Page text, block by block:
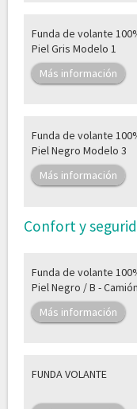
Funda de volante
Piel Gris Modelo 1
Más información
Funda de volante
Piel Negro Modelo 3
Más información
Confort y
Funda de volante
Piel Negro / B - Camión
Más información
FUNDA VOLANTE